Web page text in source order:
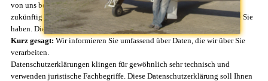
von uns beauftragten Auftragsverarbeiter (z. B. Provider) – verarbeiten,
zukünftig verarbeiten werden und welche rechtmäßigen Möglichkeiten Sie
haben. Die verwendeten Begriffe sind geschlechtsneutral zu verstehen.
Kurz gesagt:Wir informieren Sie umfassend über Daten, die wir über Sie
verarbeiten.
Datenschutzerklärungen klingen für gewöhnlich sehr technisch und
verwenden juristische Fachbegriffe. Diese Datenschutzerklärung soll Ihnen